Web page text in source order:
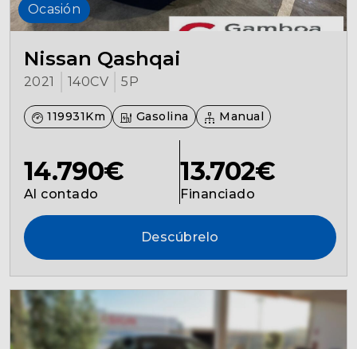
Ocasión
Nissan Qashqai
2021 140CV 5P
119931Km Gasolina Manual
14.790€
Al contado
13.702€
Financiado
Descúbrelo